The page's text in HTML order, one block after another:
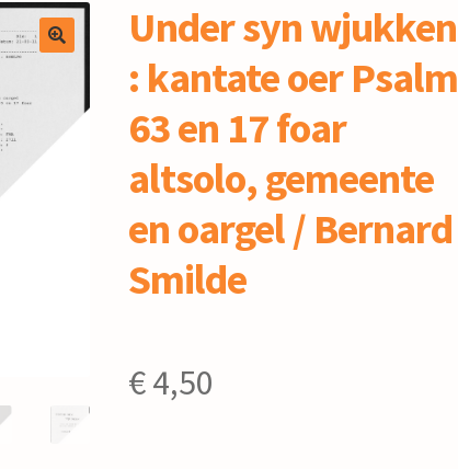
Under syn wjukken
: kantate oer Psalm
63 en 17 foar
altsolo, gemeente
en oargel / Bernard
Smilde
€4,50